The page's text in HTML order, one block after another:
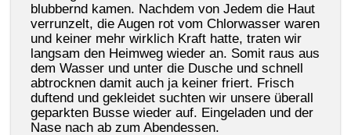
blubbernd kamen. Nachdem von Jedem die Haut
verrunzelt, die Augen rot vom Chlorwasser waren
und keiner mehr wirklich Kraft hatte, traten wir
langsam den Heimweg wieder an. Somit raus aus
dem Wasser und unter die Dusche und schnell
abtrocknen damit auch ja keiner friert. Frisch
duftend und gekleidet suchten wir unsere überall
geparkten Busse wieder auf. Eingeladen und der
Nase nach ab zum Abendessen.